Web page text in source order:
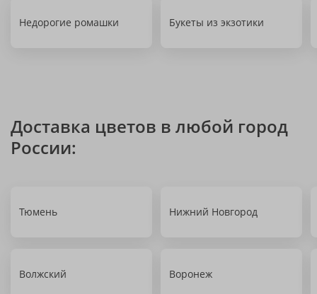
Недорогие ромашки Букеты из экзотики
Доставка цветов в любой город
России:
Тюмень Нижний Новгород
Волжский Воронеж